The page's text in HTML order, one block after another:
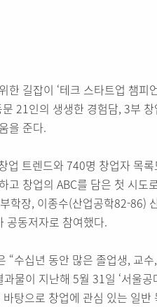
한 길잡이 ‘테크 스타트업 챔
21인의 생생한 경험담, 3부
을 준다.
업 트렌드와 740명 창업자 목
고 창업의 ABC를 담은 첫 시
학장, 이종수(산업공학82-86)
공동저자로 참여했다.
“수십년 동안 많은 졸업생, 교
물이 지난해 5월 31일 ‘서울
탕으로 창업에 관심 있는 일